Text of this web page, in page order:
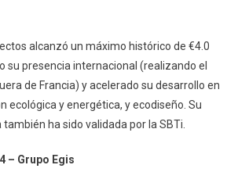
alcanzó un máximo histórico de €4.0
su presencia internacional (realizando el
de Francia) y acelerado su desarrollo en
ecológica y energética, y ecodiseño. Su
ha sido validada por la SBTi.
– Grupo Egis